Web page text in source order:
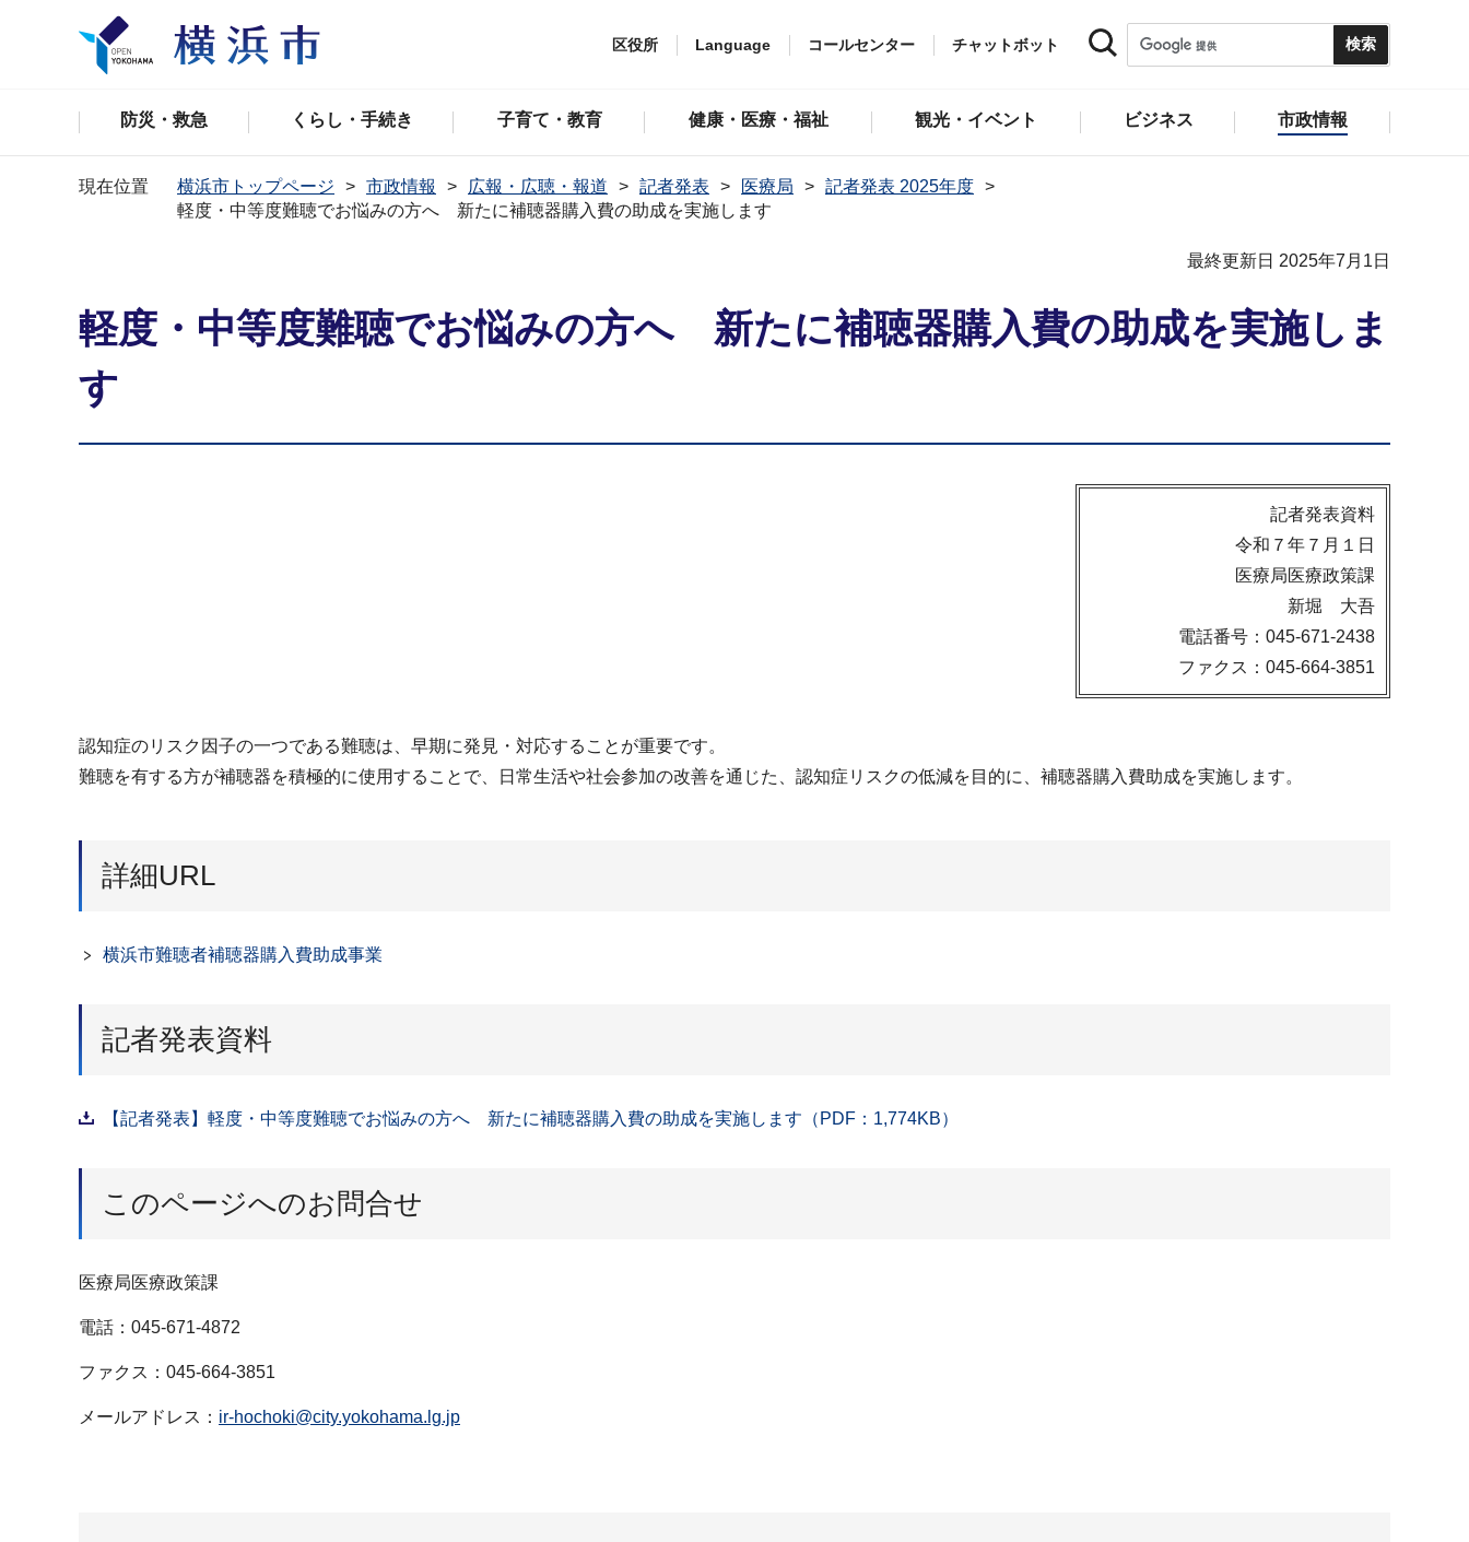
区役所 Language コールセンター チャットボット
防災・救急 くらし・手続き 子育て・教育 健康・医療・福祉 観光・イベント ビジネス 市政情報
現在位置 横浜市トップページ 市政情報 広報・広聴・報道 記者発表 医療局
記者発表 2025年度
軽度・中等度難聴でお悩みの方へ 新たに補聴器購入費の助成を実施します
最終更新日 2025年7月1日
軽度・中等度難聴でお悩みの方へ 新たに補聴器購入費の助成を実施しま
す
記者発表資料
令和７年７月１日
医療局医療政策課
新堀 大吾
電話番号：045-671-2438
ファクス：045-664-3851
認知症のリスク因子の一つである難聴は、早期に発見・対応することが重要です。
難聴を有する方が補聴器を積極的に使用することで、日常生活や社会参加の改善を通じた、認知症リスクの低減を目的に、補聴器購入費助成を実施します。
詳細URL
横浜市難聴者補聴器購入費助成事業
記者発表資料
【記者発表】軽度・中等度難聴でお悩みの方へ 新たに補聴器購入費の助成を実施します（PDF：1,774KB）
このページへのお問合せ
医療局医療政策課
電話：045-671-4872
ファクス：045-664-3851
メールアドレス： ir-hochoki@city.yokohama.lg.jp